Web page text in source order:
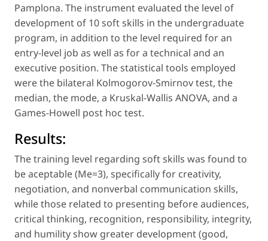
Pamplona. The instrument evaluated the level of
development of 10 soft skills in the undergraduate
program, in addition to the level required for an
entry-level job as well as for a technical and an
executive position. The statistical tools employed
were the bilateral Kolmogorov-Smirnov test, the
median, the mode, a Kruskal-Wallis ANOVA, and a
Games-Howell post hoc test.
Results:
The training level regarding soft skills was found to
be aceptable (Me=3), specifically for creativity,
negotiation, and nonverbal communication skills,
while those related to presenting before audiences,
critical thinking, recognition, responsibility, integrity,
and humility show greater development (good,